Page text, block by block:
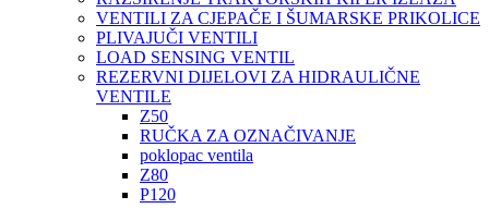
VENTILI ZA CJEPAČE I ŠUMARSKE PRIKOLICE
PLIVAJUČI VENTILI
LOAD SENSING VENTIL
REZERVNI DIJELOVI ZA HIDRAULIČNE
VENTILE
Z50
RUČKA ZA OZNAČIVANJE
poklopac ventila
Z80
P120